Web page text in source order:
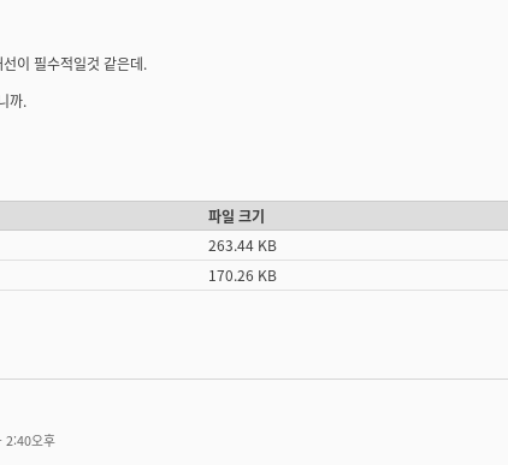
이 필수적일것 같은데.
까.
파일 크기
263.44 KB
170.26 KB
2:40오후